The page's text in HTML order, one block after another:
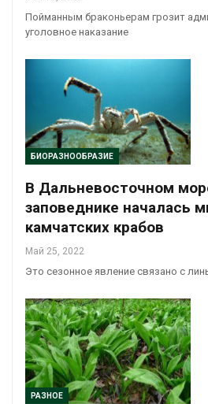
Пойманным браконьерам грозит
уголовное наказание
БИОРАЗНООБРАЗИЕ
В Дальневосточном
заповеднике началась
камчатских крабов
Май 25, 2022
Это сезонное явление связано с
РАЗНОЕ